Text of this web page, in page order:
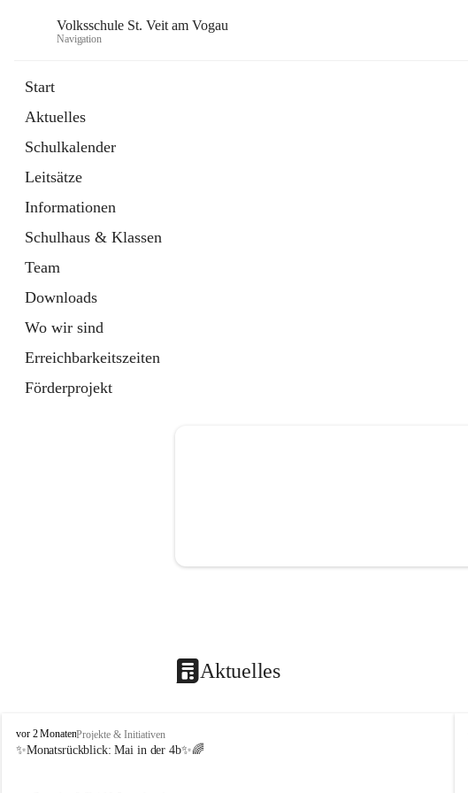
Volksschule St. Veit am Vogau
Navigation
Start
Aktuelles
Schulkalender
Leitsätze
Informationen
Schulhaus & Klassen
Team
Downloads
Wo wir sind
Erreichbarkeitszeiten
Förderprojekt
Aktuelles
V
o
vor 2 MonatenProjekte & Initiativen
✨Monatsrückblick: Mai in der 4b✨🌈